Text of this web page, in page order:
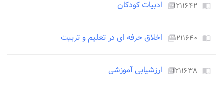
import_contacts ۱۲۱۱۶۴۲picture_as_pdf ادبیات کودکان
import_contacts ۱۲۱۱۶۴۰picture_as_pdf اخلاق حرفه ای در تعلیم و تربیت
import_contacts ۱۲۱۱۶۳۸picture_as_pdf ارزشیابی آموزشی